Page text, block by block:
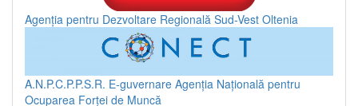
Agenția pentru Dezvoltare Regională Sud-Vest Oltenia
A.N.P.C.P.P.S.R. E-guvernare Agenția Națională pentru
Ocuparea Forței de Muncă